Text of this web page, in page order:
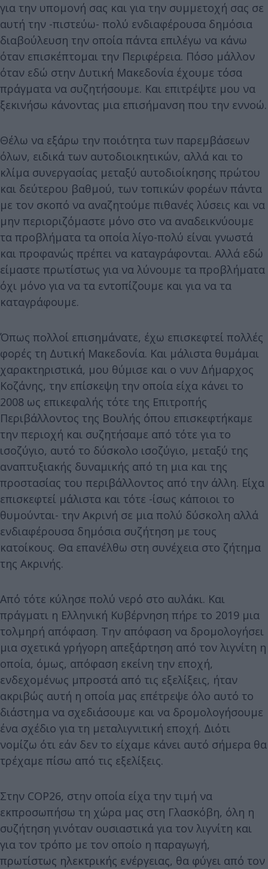
για την υπομονή σας και για την συμμετοχή σας σε
αυτή την -πιστεύω- πολύ ενδιαφέρουσα δημόσια
διαβούλευση την οποία πάντα επιλέγω να κάνω
όταν επισκέπτομαι την Περιφέρεια. Πόσο μάλλον
όταν εδώ στην Δυτική Μακεδονία έχουμε τόσα
πράγματα να συζητήσουμε. Και επιτρέψτε μου να
ξεκινήσω κάνοντας μια επισήμανση που την εννοώ.
Θέλω να εξάρω την ποιότητα των παρεμβάσεων
όλων, ειδικά των αυτοδιοικητικών, αλλά και το
κλίμα συνεργασίας μεταξύ αυτοδιοίκησης πρώτου
και δεύτερου βαθμού, των τοπικών φορέων πάντα
με τον σκοπό να αναζητούμε πιθανές λύσεις και να
μην περιοριζόμαστε μόνο στο να αναδεικνύουμε
τα προβλήματα τα οποία λίγο-πολύ είναι γνωστά
και προφανώς πρέπει να καταγράφονται. Αλλά εδώ
είμαστε πρωτίστως για να λύνουμε τα προβλήματα
όχι μόνο για να τα εντοπίζουμε και για να τα
καταγράφουμε.
Όπως πολλοί επισημάνατε, έχω επισκεφτεί πολλές
φορές τη Δυτική Μακεδονία. Και μάλιστα θυμάμαι
χαρακτηριστικά, μου θύμισε και ο νυν Δήμαρχος
Κοζάνης, την επίσκεψη την οποία είχα κάνει το
2008 ως επικεφαλής τότε της Επιτροπής
Περιβάλλοντος της Βουλής όπου επισκεφτήκαμε
την περιοχή και συζητήσαμε από τότε για το
ισοζύγιο, αυτό το δύσκολο ισοζύγιο, μεταξύ της
αναπτυξιακής δυναμικής από τη μια και της
προστασίας του περιβάλλοντος από την άλλη. Είχα
επισκεφτεί μάλιστα και τότε -ίσως κάποιοι το
θυμούνται- την Ακρινή σε μια πολύ δύσκολη αλλά
ενδιαφέρουσα δημόσια συζήτηση με τους
κατοίκους. Θα επανέλθω στη συνέχεια στο ζήτημα
της Ακρινής.
Από τότε κύλησε πολύ νερό στο αυλάκι. Και
πράγματι η Ελληνική Κυβέρνηση πήρε το 2019 μια
τολμηρή απόφαση. Την απόφαση να δρομολογήσει
μια σχετικά γρήγορη απεξάρτηση από τον λιγνίτη η
οποία, όμως, απόφαση εκείνη την εποχή,
ενδεχομένως μπροστά από τις εξελίξεις, ήταν
ακριβώς αυτή η οποία μας επέτρεψε όλο αυτό το
διάστημα να σχεδιάσουμε και να δρομολογήσουμε
ένα σχέδιο για τη μεταλιγνιτική εποχή. Διότι
νομίζω ότι εάν δεν το είχαμε κάνει αυτό σήμερα θα
τρέχαμε πίσω από τις εξελίξεις.
Στην COP26, στην οποία είχα την τιμή να
εκπροσωπήσω τη χώρα μας στη Γλασκόβη, όλη η
συζήτηση γινόταν ουσιαστικά για τον λιγνίτη και
για τον τρόπο με τον οποίο η παραγωγή,
πρωτίστως ηλεκτρικής ενέργειας, θα φύγει από τον